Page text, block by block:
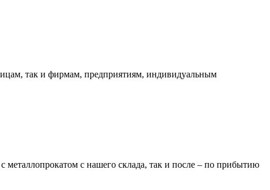
так и фирмам, предприятиям, индивидуальным
металлопрокатом с нашего склада, так и после – по прибытию